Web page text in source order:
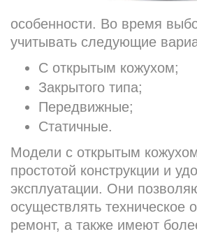
особенности. Во время
учитывать следующие
С открытым кожухом;
Закрытого типа;
Передвижные;
Статичные.
Модели с открытым
простотой конструкции и
эксплуатации. Они
осуществлять техническое
ремонт, а также имеют